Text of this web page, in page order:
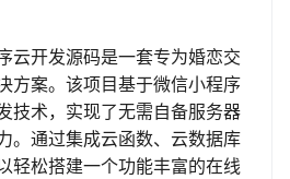
云开发源码是一套专为婚恋交
方案。该项目基于微信小程序
技术，实现了无需自备服务器
。通过集成云函数、云数据库
轻松搭建一个功能丰富的在线